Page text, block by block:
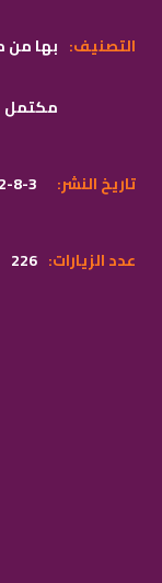
بها من
مكتمل
:التصنيف
8-3 :تاريخ النشر
226 :عدد الزيارات